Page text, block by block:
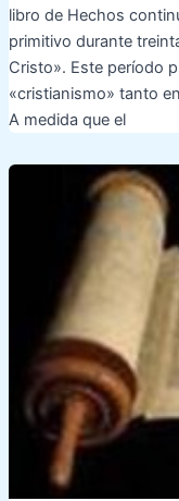
libro de Hechos
primitivo durante
Cristo». Este período
«cristia­nismo» tanto
A medida que el